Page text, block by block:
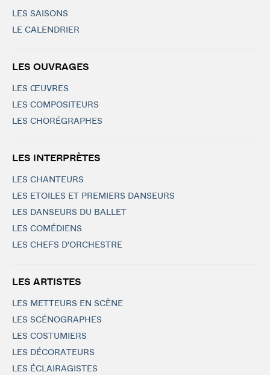
LES SAISONS
LE CALENDRIER
LES OUVRAGES
LES ŒUVRES
LES COMPOSITEURS
LES CHORÉGRAPHES
LES INTERPRÈTES
LES CHANTEURS
LES ETOILES ET PREMIERS DANSEURS
LES DANSEURS DU BALLET
LES COMÉDIENS
LES CHEFS D'ORCHESTRE
LES ARTISTES
LES METTEURS EN SCÈNE
LES SCÉNOGRAPHES
LES COSTUMIERS
LES DÉCORATEURS
LES ÉCLAIRAGISTES